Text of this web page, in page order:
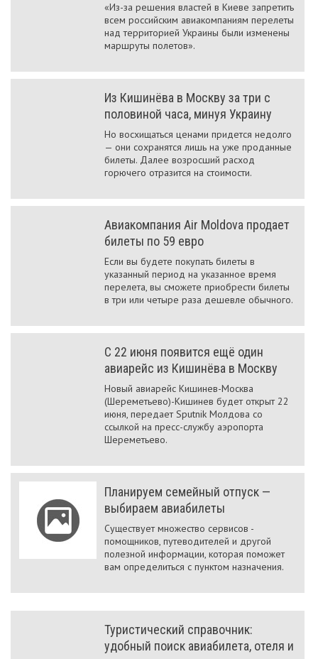
«Из-за решения властей в Киеве запретить
всем российским авиакомпаниям перелеты
над территорией Украины были изменены
маршруты полетов».
Из Кишинёва в Москву за три с
половиной часа, минуя Украину
Но восхищаться ценами придется недолго
— они сохранятся лишь на уже проданные
билеты. Далее возросший расход
горючего отразится на стоимости.
Авиакомпания Air Moldova продает
билеты по 59 евро
Если вы будете покупать билеты в
указанный период на указанное время
перелета, вы сможете приобрести билеты
в три или четыре раза дешевле обычного.
C 22 июня появится ещё один
авиарейс из Кишинёва в Москву
Новый авиарейс Кишинев-Москва
(Шереметьево)-Кишинев будет открыт 22
июня, передает Sputnik Молдова со
ссылкой на пресс-службу аэропорта
Шереметьево.
Планируем семейный отпуск —
выбираем авиабилеты
Существует множество сервисов -
помощников, путеводителей и другой
полезной информации, которая поможет
вам определиться с пунктом назначения.
Туристический справочник:
удобный поиск авиабилета, отеля и